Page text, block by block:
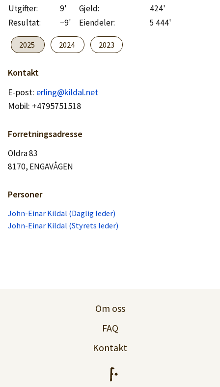
Utgifter:
9' Gjeld:
424'
Resultat:
−9' Eiendeler: 5 444'
2025 2024 2023
Kontakt
E-post: erling@kildal.net
Mobil: +4795751518
Forretningsadresse
Oldra 83
8170, ENGAVÅGEN
Personer
John-Einar Kildal (Daglig leder)
John-Einar Kildal (Styrets leder)
Om oss
FAQ
Kontakt